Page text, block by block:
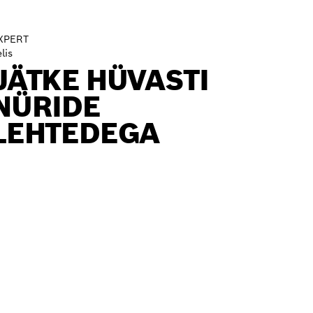
HÜVASTI